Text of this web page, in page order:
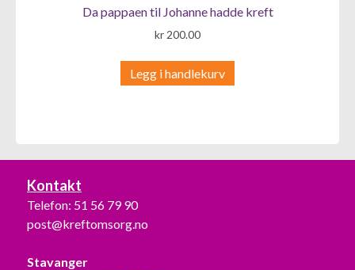
Da pappaen til Johanne hadde kreft
kr 200.00
Legg i handlekurv
Kontakt
Telefon: 51 56 79 90
post@kreftomsorg.no
Stavanger